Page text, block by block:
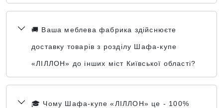
🚚 Ваша меблева фабрика здійснюєте
доставку товарів з розділу Шафа-купе
«ЛІЛЛОН» до інших міст Київської області?
🎓 Чому Шафа-купе «ЛІЛЛОН» це - 100%